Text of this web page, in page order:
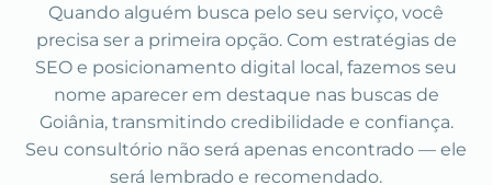
Quando alguém busca pelo seu serviço, você
precisa ser a primeira opção. Com estratégias de
SEO e posicionamento digital local, fazemos seu
nome aparecer em destaque nas buscas de
Goiânia, transmitindo credibilidade e confiança.
Seu consultório não será apenas encontrado — ele
será lembrado e recomendado.